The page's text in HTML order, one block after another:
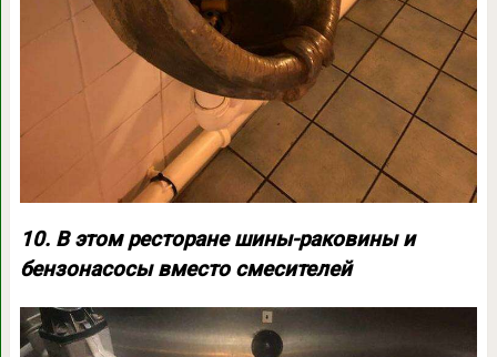
10. В этом ресторане шины-раковины и
бензонасосы вместо смесителей